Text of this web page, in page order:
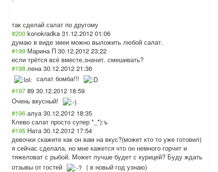
так сделай салат по другому
#200 konokradka 31.12.2012 01:06
думаю в виде змеи можно выложить любой салат.
#199 Марина П 30.12.2012 23:22
если трётся всё вместе,значит. смешивать?
#198 лена 30.12.2012 21:36
салат бомба!!!
#197 89 30.12.2012 18:59
Очень вкусный!
#196 алуа 30.12.2012 18:35
Клево салат просто супер *_*):ъ
#195 Ната 30.12.2012 17:54
девочки скажите как он вам на вкус?(может кто то уже готовил)
я сейчас сделала, но мне кажется что он немного горчит и
тяжеловат с рыбой. Может лучше будет с курицей? Буду ждать
отзывы от гостей
( в новый год узнаю)